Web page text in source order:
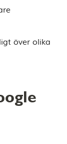
över olika